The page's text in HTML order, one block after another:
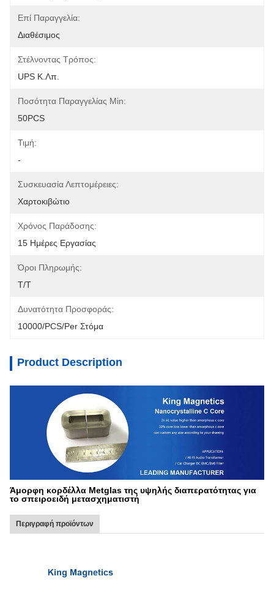
Επί Παραγγελία:
Διαθέσιμος
Στέλνοντας Τρόπος:
UPS Κ.λπ.
Ποσότητα Παραγγελίας Min:
50PCS
Τιμή:
-
Συσκευασία Λεπτομέρειες:
Χαρτοκιβώτιο
Χρόνος Παράδοσης:
15 Ημέρες Εργασίας
Όροι Πληρωμής:
T/T
Δυνατότητα Προσφοράς:
10000/PCS/Per Στόμα
Product Description
Άμορφη κορδέλλα Metglas της υψηλής διαπερατότητας για
το σπειροειδή μετασχηματιστή
Περιγραφή προϊόντων